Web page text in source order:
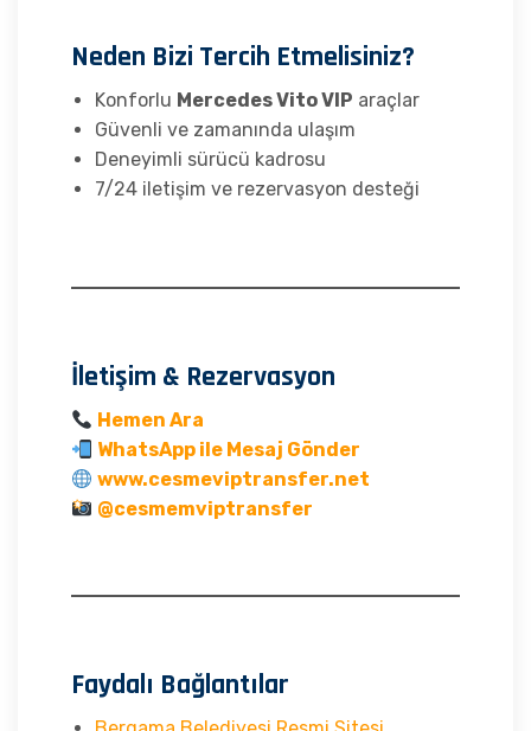
Neden Bizi Tercih Etmelisiniz?
Konforlu Mercedes Vito VIP araçlar
Güvenli ve zamanında ulaşım
Deneyimli sürücü kadrosu
7/24 iletişim ve rezervasyon desteği
İletişim & Rezervasyon
Hemen Ara
WhatsApp ile Mesaj Gönder
www.cesmeviptransfer.net
@cesmemviptransfer
Faydalı Bağlantılar